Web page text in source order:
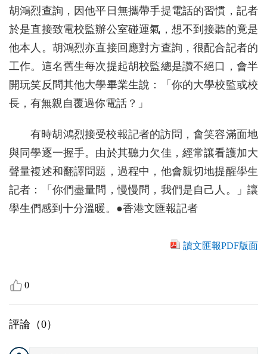
胡鴻烈查詢，因他平日無攜帶手提電話的習慣，記者
於是直接致電校監辦公室碰運氣，想不到接聽的竟是
他本人。胡鴻烈亦直接回應對方查詢，很配合記者的
工作。這名舊生每次提起胡校監總是讚不絕口，會半
開玩笑反問其他大學畢業生說：「你的大學校監或校
長，有無親自覆過你電話？」
有時胡鴻烈接受校報記者的訪問，會笑容滿面地
與同學逐一握手。由於其聽力欠佳，經常讓看護加大
聲量複述和翻譯問題，過程中，他會親切地提醒學生
記者：「你們盡量問，慢慢問，我們是自己人。」讓
學生們感到十分溫暖。●香港文匯報記者
讀文匯報PDF版面
0
評論（0）